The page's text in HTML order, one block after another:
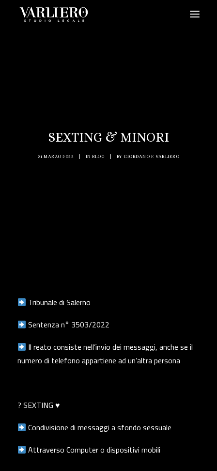
SEXTING & MINORI
21 MARZO 2022 INBLOG BY GIORDANO F. VARLIERO
Tribunale di Salerno
Sentenza n° 3503/2022
Il reato consiste nell’invio dei messaggi, anche se il
numero di telefono appartiene ad un’altra persona
? SEXTING ♥️
Condivisione di messaggi a sfondo sessuale
Attraverso Computer o dispositivi mobili